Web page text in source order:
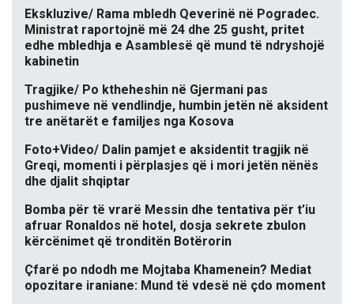
Ekskluzive/ Rama mbledh Qeverinë në Pogradec.
Ministrat raportojnë më 24 dhe 25 gusht, pritet
edhe mbledhja e Asamblesë që mund të ndryshojë
kabinetin
Tragjike/ Po ktheheshin në Gjermani pas
pushimeve në vendlindje, humbin jetën në aksident
tre anëtarët e familjes nga Kosova
Foto+Video/ Dalin pamjet e aksidentit tragjik në
Greqi, momenti i përplasjes që i mori jetën nënës
dhe djalit shqiptar
Bomba për të vrarë Messin dhe tentativa për t’iu
afruar Ronaldos në hotel, dosja sekrete zbulon
kërcënimet që tronditën Botërorin
Çfarë po ndodh me Mojtaba Khamenein? Mediat
opozitare iraniane: Mund të vdesë në çdo moment